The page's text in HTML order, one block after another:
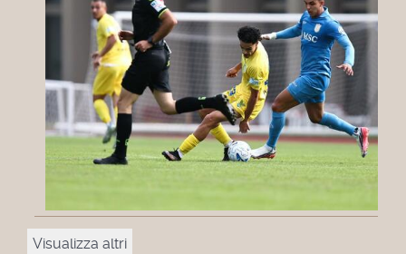
Visualizza altri